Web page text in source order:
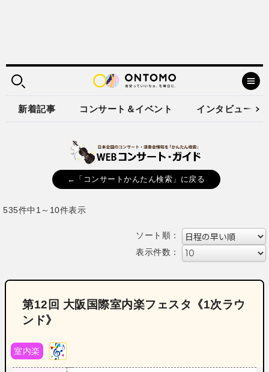
新着記事 コンサート＆イベント インタビュー
←「コンサートかんたん検索」に戻る
535件中1～10件表示
ソート順：
表示件数：
第12回 大阪国際室内楽フェスタ《1次ラウ
ンド》
室内楽